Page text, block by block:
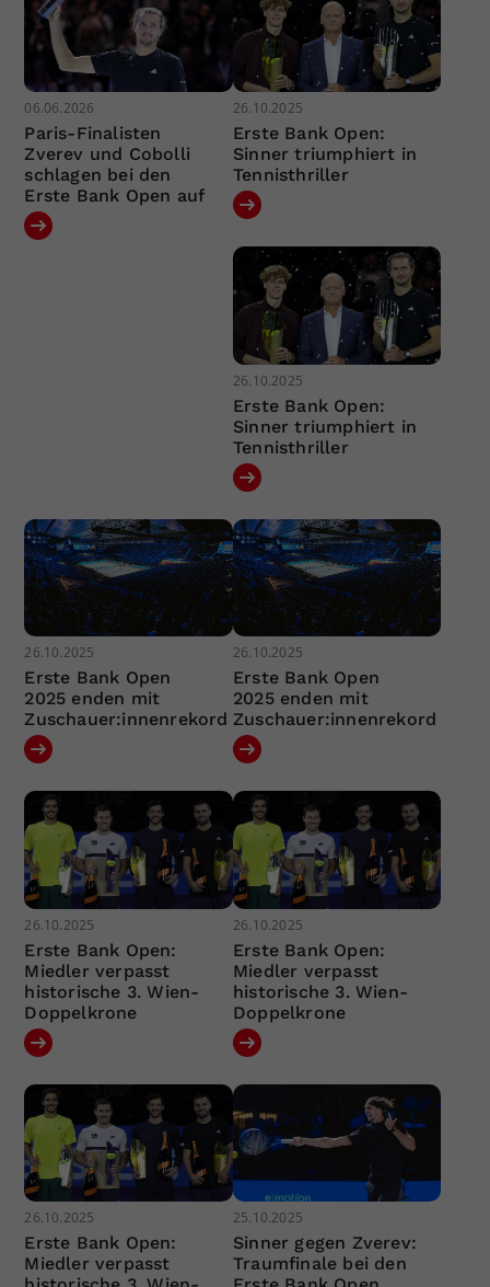
06.06.2026
Paris-Finalisten
Zverev und Cobolli
schlagen bei den
Erste Bank Open auf
26.10.2025
Erste Bank Open:
Sinner triumphiert in
Tennisthriller
26.10.2025
Erste Bank Open:
Sinner triumphiert in
Tennisthriller
26.10.2025
Erste Bank Open
2025 enden mit
Zuschauer:innenrekord
26.10.2025
Erste Bank Open
2025 enden mit
Zuschauer:innenrekord
26.10.2025
Erste Bank Open:
Miedler verpasst
historische 3. Wien-
Doppelkrone
26.10.2025
Erste Bank Open:
Miedler verpasst
historische 3. Wien-
Doppelkrone
26.10.2025
Erste Bank Open:
Miedler verpasst
25.10.2025
Sinner gegen Zverev:
Traumfinale bei den